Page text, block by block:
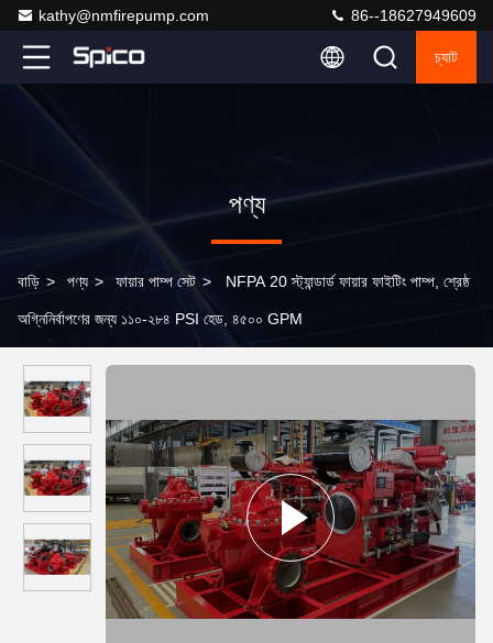
kathy@nmfirepump.com 86--18627949609
চ্যাট
পণ্য
বাড়ি > পণ্য > ফায়ার পাম্প সেট > NFPA 20 স্ট্যান্ডার্ড ফায়ার ফাইটিং পাম্প, শ্রেষ্ঠ
অগ্নিনির্বাপণের জন্য ১১০-২৮৪ PSI হেড, ৪৫০০ GPM